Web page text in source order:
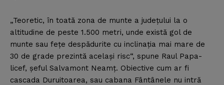
„Teoretic, în toată zona de munte a judeţului la o
altitudine de peste 1.500 metri, unde există gol de
munte sau feţe despădurite cu inclinaţia mai mare de
30 de grade prezintă acelaşi risc“, spune Raul Papa-
licef, şeful Salvamont Neamţ. Obiective cum ar fi
cascada Duruitoarea, sau cabana Fântânele nu intră